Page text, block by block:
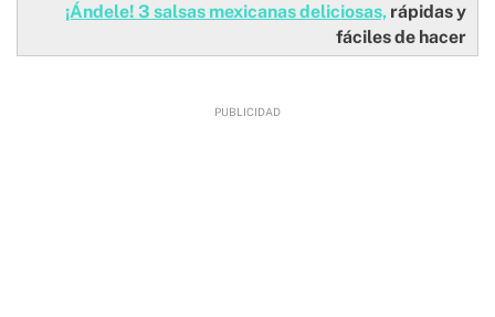
¡Ándele! 3 salsas mexicanas deliciosas, rápidas y
fáciles de hacer